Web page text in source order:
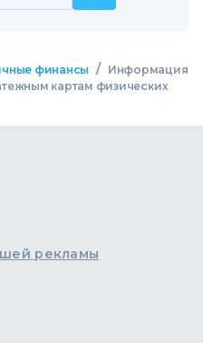
финансы /
Информация
картам физических
рекламы